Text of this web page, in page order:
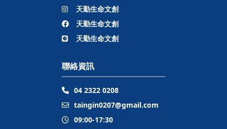
天勤生命文創
天勤生命文創
天勤生命文創
聯絡資訊
04 2322 0208
taingin0207@gmail.com
09:00-17:30